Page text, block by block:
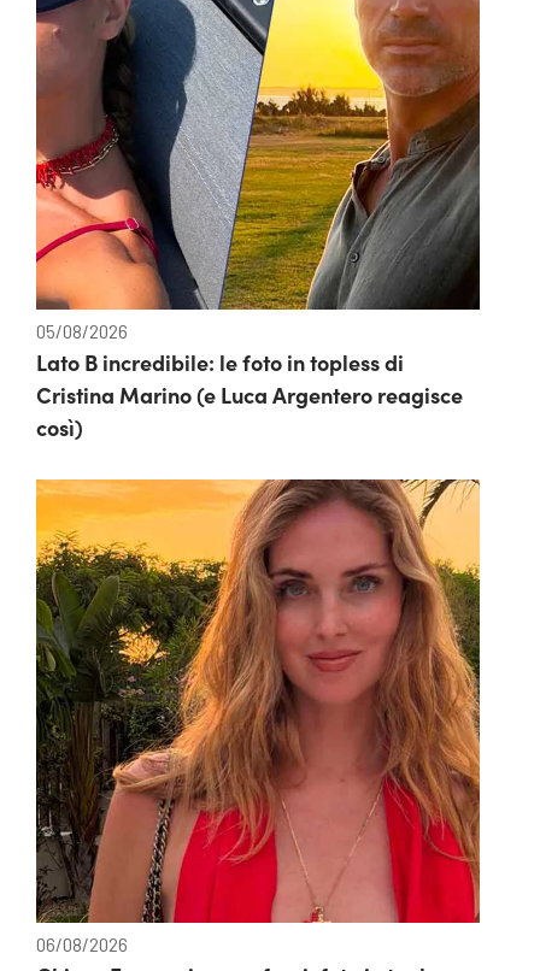
05/08/2026
Lato B incredibile: le foto in topless di
Cristina Marino (e Luca Argentero reagisce
così)
06/08/2026